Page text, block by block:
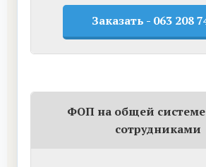
Заказать - 063 208
ФОП на общей системе
сотрудниками